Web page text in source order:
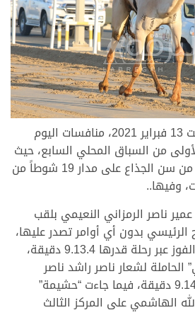
أقيمت صباح اليوم السبت 13 فبراير 2021، منافسات اليوم
من السباق المحلي السابع، حيث
تبارت هجن أبناء القبائل من سن الجذاع على مدار 19 شوطاً من
وفيها..
ناصر الرمزاني النعيمي بلقب
بدون أي أوامر تصدر عليها،
حيث نالت “حشمة” هذا الفوز عبر رحلة قدرها 9.13.4 دقيقة،
الحاملة لشعار ناصر راشد ناصر
الزبدان التي سجلت 9.14.58 دقيقة، فيما جاءت “حشيمة”
الهاشمي على المركز الثالث